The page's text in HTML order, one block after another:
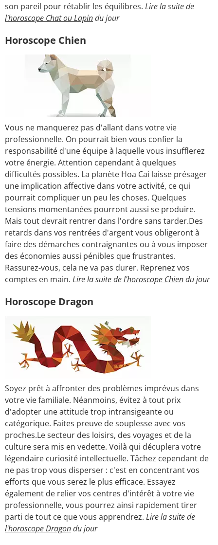
son pareil pour rétablir les équilibres. Lire la suite de
l'horoscope Chat ou Lapindu jour
Horoscope Chien
Vous ne manquerez pas d'allant dans votre vie
professionnelle. On pourrait bien vous confier la
responsabilité d'une équipe à laquelle vous insufflerez
votre énergie. Attention cependant à quelques
difficultés possibles. La planète Hoa Cai laisse présager
une implication affective dans votre activité, ce qui
pourrait compliquer un peu les choses. Quelques
tensions momentanées pourront aussi se produire.
Mais tout devrait rentrer dans l'ordre sans tarder.Des
retards dans vos rentrées d'argent vous obligeront à
faire des démarches contraignantes ou à vous imposer
des économies aussi pénibles que frustrantes.
Rassurez-vous, cela ne va pas durer. Reprenez vos
comptes en main. Lire la suite del'horoscope Chiendu jour
Horoscope Dragon
Soyez prêt à affronter des problèmes imprévus dans
votre vie familiale. Néanmoins, évitez à tout prix
d'adopter une attitude trop intransigeante ou
catégorique. Faites preuve de souplesse avec vos
proches.Le secteur des loisirs, des voyages et de la
culture sera mis en vedette. Voilà qui décuplera votre
légendaire curiosité intellectuelle. Tâchez cependant de
ne pas trop vous disperser : c'est en concentrant vos
efforts que vous serez le plus efficace. Essayez
également de relier vos centres d'intérêt à votre vie
professionnelle, vous pourrez ainsi rapidement tirer
parti de tout ce que vous apprendrez. Lire la suite de
l'horoscope Dragondu jour